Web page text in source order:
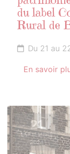
du label
Rural de
Du 21 au
En savoir
21
SEPTEMBRE
2024